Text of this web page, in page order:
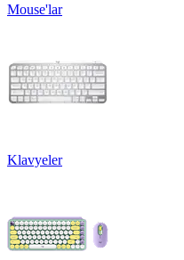
Mouse'lar
Klavyeler